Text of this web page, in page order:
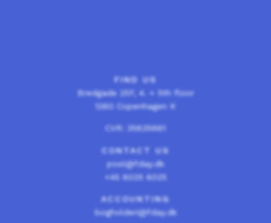
FIND US
Bredgade 25F, 4. + 5th floor
1260 Copenhagen K
CVR: 35635661
CONTACT US
post@fday.dk
+45 6025 6025
ACCOUNTING
bogholderi@fday.dk